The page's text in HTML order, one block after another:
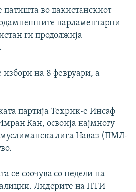
патишта во пакистанскиот
парламентарни
ги продолжија
избори на 8 февруари, а
партија Техрик-е Инсаф
Кан, освоија најмногу
муслиманска лига Наваз (ПМЛ-
се соочува со недели на
Лидерите на ПТИ